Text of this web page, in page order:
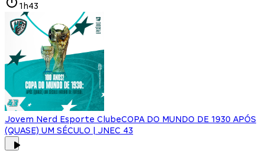
1h43
Jovem Nerd Esporte ClubeCOPA DO MUNDO DE 1930 APÓS
(QUASE) UM SÉCULO | JNEC 43